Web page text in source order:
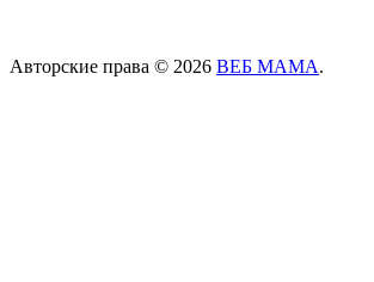
Авторские права © 2026 ВЕБ МАМА.